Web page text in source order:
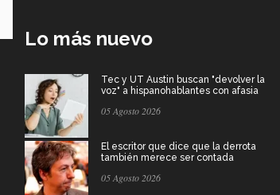
Lo más nuevo
Tec y UT Austin buscan "devolver la
voz" a hispanohablantes con afasia
05 Agosto 2026
El escritor que dice que la derrota
también merece ser contada
05 Agosto 2026